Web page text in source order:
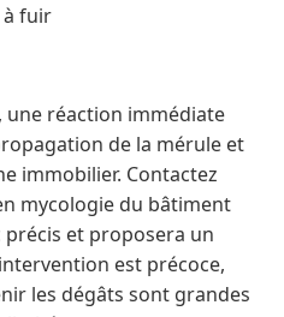
à fuir
une réaction immédiate
de la mérule et
immobilier. Contactez
mycologie du bâtiment
et proposera un
est précoce,
les dégâts sont grandes